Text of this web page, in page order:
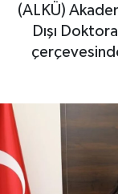
(ALKÜ)
Dışı
Gizlilik
Güncel
Spor